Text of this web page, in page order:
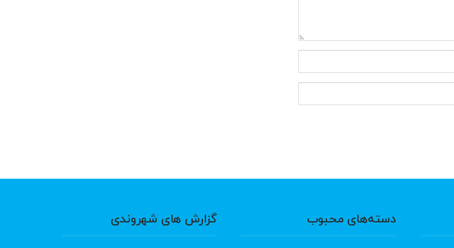
دسته‌های محبوب گزارش های شهروندی